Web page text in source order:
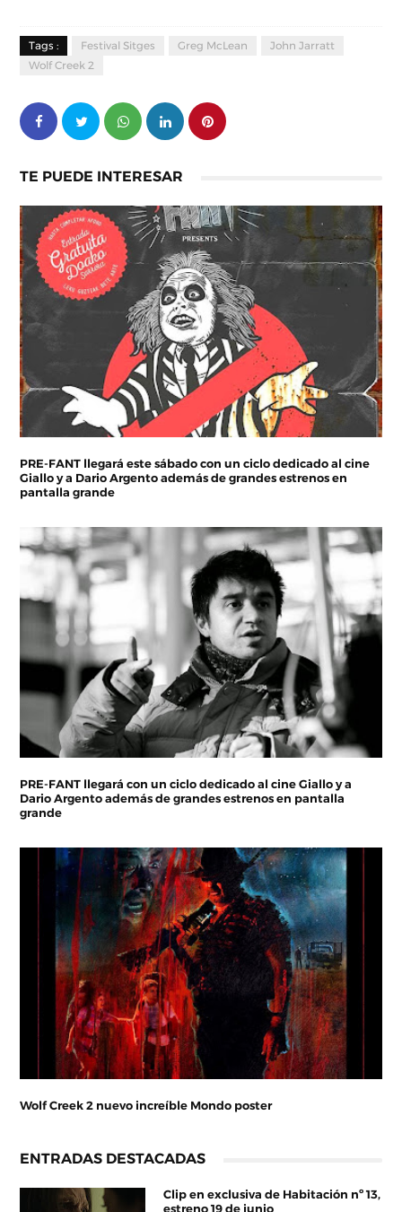
Tags : Festival Sitges Greg McLean
John Jarratt
Wolf Creek 2
TE PUEDE INTERESAR
PRE-FANT llegará este sábado con un ciclo dedicado al cine
Giallo y a Dario Argento además de grandes estrenos en
pantalla grande
PRE-FANT llegará con un ciclo dedicado al cine Giallo y a
Dario Argento además de grandes estrenos en pantalla
grande
Wolf Creek 2 nuevo increíble Mondo poster
ENTRADAS DESTACADAS
Clip en exclusiva de Habitación nº 13,
estreno 19 de junio